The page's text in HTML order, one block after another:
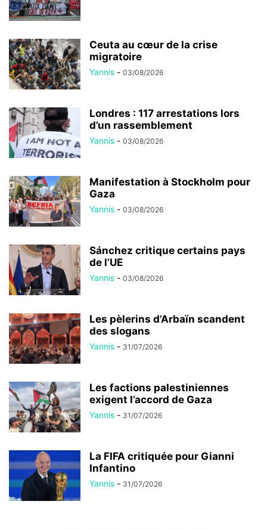
Ceuta au cœur de la crise
migratoire
Yannis - 03/08/2026
Londres : 117 arrestations lors
d’un rassemblement
Yannis - 03/08/2026
Manifestation à Stockholm pour
Gaza
Yannis - 03/08/2026
Sánchez critique certains pays
de l’UE
Yannis - 03/08/2026
Les pèlerins d’Arbaïn scandent
des slogans
Yannis - 31/07/2026
Les factions palestiniennes
exigent l’accord de Gaza
Yannis - 31/07/2026
La FIFA critiquée pour Gianni
Infantino
Yannis - 31/07/2026